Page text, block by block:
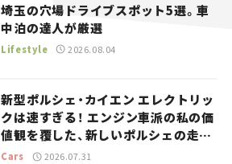
埼玉の穴場ドライブスポット5選。車
中泊の達人が厳選
Lifestyle 2026.08.04
新型ポルシェ・カイエン エレクトリッ
クは速すぎる！ エンジン車派の私の価
値観を覆した、新しいポルシェの走
り。
Cars 2026.07.31